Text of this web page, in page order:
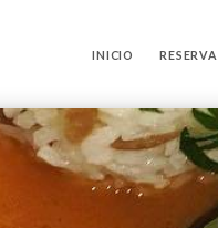
INICIO RESERVA